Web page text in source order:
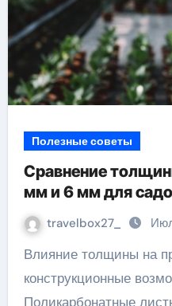
Полезные советы
Сравнение
мм и 6 мм для
travelbox27_
Влияние толщины на прочность и
конструкционные
Поликарбонатные